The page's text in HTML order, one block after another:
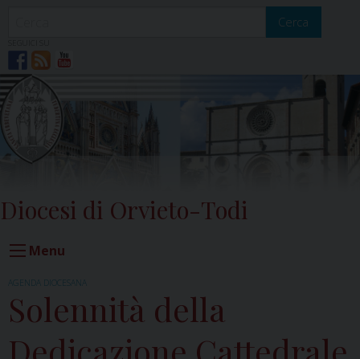
Cerca
Diocesi di Orvieto-Todi
Menu
AGENDA DIOCESANA
Solennità della